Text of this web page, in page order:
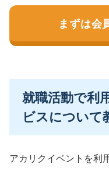
まずは会
就職活動で利
ビスについて
アカリクイベントを利